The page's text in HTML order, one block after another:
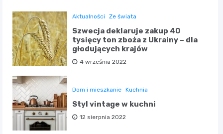
Aktualności Ze świata
Szwecja deklaruje zakup 40
tysięcy ton zboża z Ukrainy – dla
głodujących krajów
4 września 2022
Dom i mieszkanie Kuchnia
Styl vintage w kuchni
12 sierpnia 2022